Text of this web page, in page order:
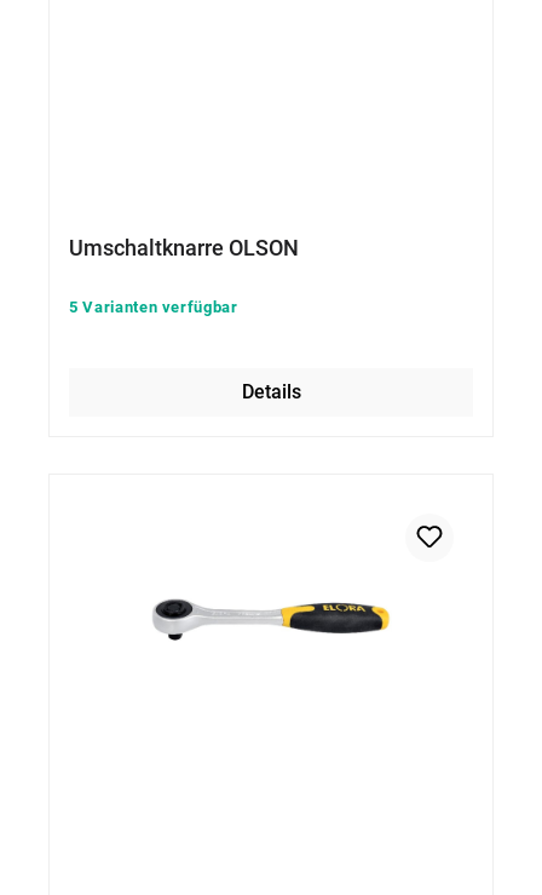
Umschaltknarre OLSON
5 Varianten verfügbar
Details